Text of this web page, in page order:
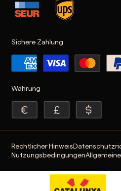
Sichere Zahlung
Währung
Rechtlicher Hinweis
Nutzungsbedingungen